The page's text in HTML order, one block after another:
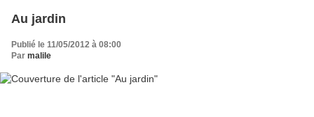
Au jardin
Publié le 11/05/2012 à 08:00
Par malile